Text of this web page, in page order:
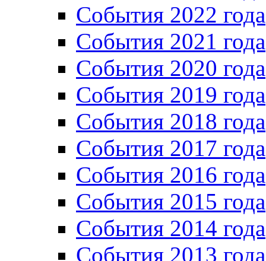
Cобытия 2022 года
Cобытия 2021 года
События 2020 года
События 2019 года
События 2018 года
События 2017 года
События 2016 года
События 2015 года
События 2014 года
События 2013 года